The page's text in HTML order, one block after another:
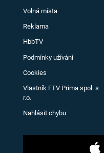
Volná místa
Reklama
HbbTV
Podmínky užívání
Cookies
Vlastník FTV Prima spol. s
r.o.
Nahlásit chybu